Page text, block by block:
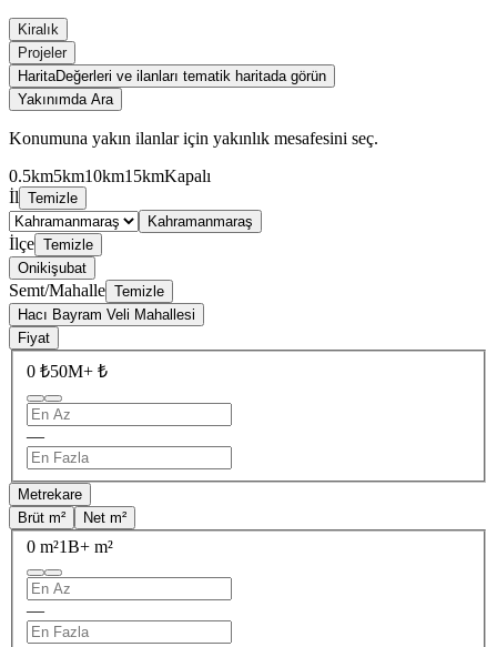
Kiralık
Projeler
HaritaDeğerleri ve ilanları tematik haritada görün
Yakınımda Ara
Konumuna yakın ilanlar için yakınlık mesafesini seç.
0.5km5km10km15kmKapalı
İl Temizle
Kahramanmaraş
İlçe Temizle
Onikişubat
Semt/Mahalle Temizle
Hacı Bayram Veli Mahallesi
Fiyat
0 ₺50M+ ₺
—
Metrekare
Brüt m²
Net m²
0 m²1B+ m²
—